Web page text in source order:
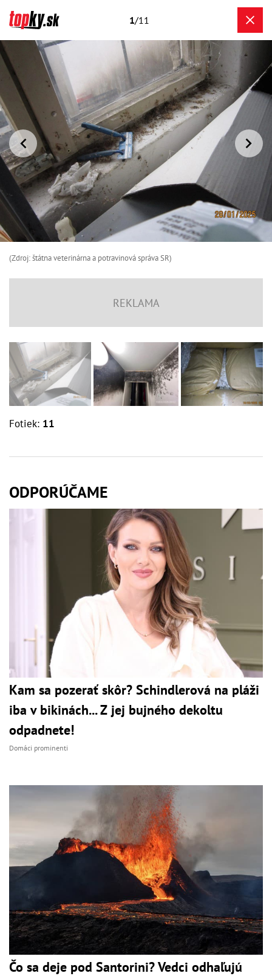
1/11
(Zdroj: štátna veterinárna a potravinová správa SR)
Fotiek: 11
ODPORÚČAME
Kam sa pozerať skôr? Schindlerová na pláži
iba v bikinách... Z jej bujného dekoltu
odpadnete!
Domáci prominenti
Čo sa deje pod Santorini? Vedci odhaľujú